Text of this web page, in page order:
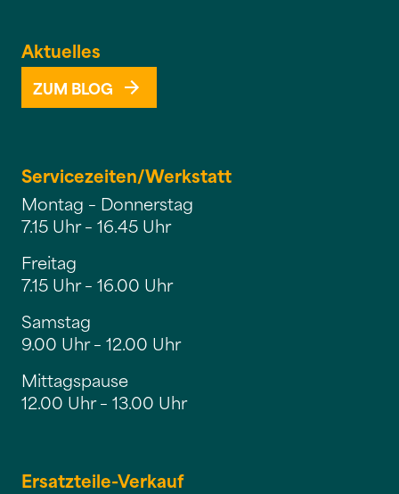
Aktuelles
ZUM BLOG
Servicezeiten/Werkstatt
Montag – Donnerstag
7.15 Uhr – 16.45 Uhr
Freitag
7.15 Uhr – 16.00 Uhr
Samstag
9.00 Uhr – 12.00 Uhr
Mittagspause
12.00 Uhr – 13.00 Uhr
Ersatzteile-Verkauf